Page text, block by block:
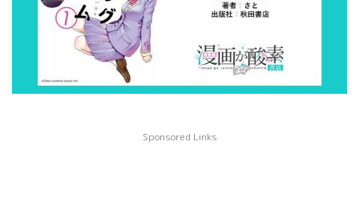
Sponsored Links